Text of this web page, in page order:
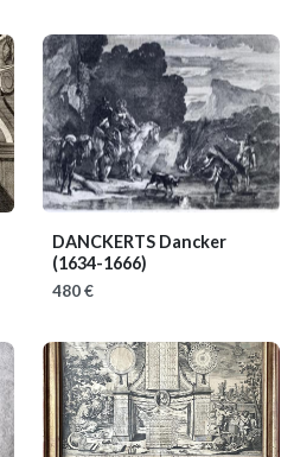
DANCKERTS Dancker
(1634-1666)
480 €